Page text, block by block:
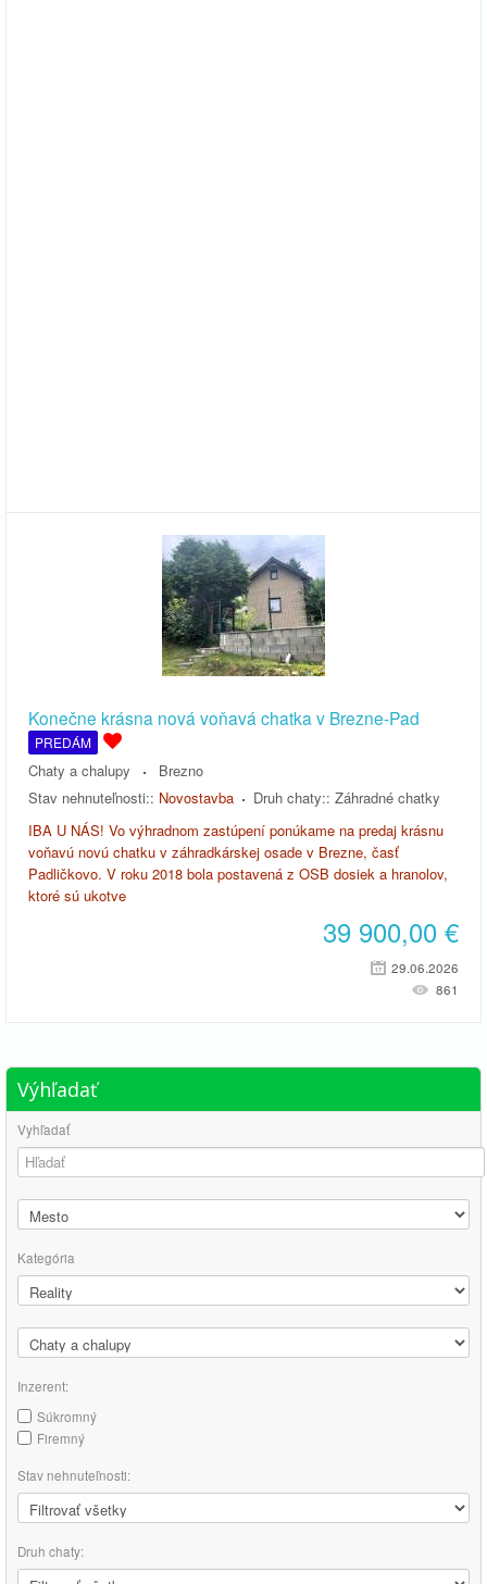
Konečne krásna nová voňavá chatka v Brezne-Pad
PREDÁM
Chaty a chalupy
Brezno
Stav nehnuteľnosti:: Novostavba Druh chaty:: Záhradné chatky
IBA U NÁS! Vo výhradnom zastúpení ponúkame na predaj krásnu
voňavú novú chatku v záhradkárskej osade v Brezne, časť
Padličkovo. V roku 2018 bola postavená z OSB dosiek a hranolov,
ktoré sú ukotve
39 900,00 €
29.06.2026
861
Výhľadať
Vyhľadať
Kategória
Inzerent:
Súkromný
Firemný
Stav nehnuteľnosti:
Druh chaty: